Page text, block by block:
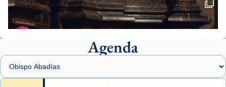
🔗tinyurl.com/cvu5jmbk
📸 J. Merino
Agenda